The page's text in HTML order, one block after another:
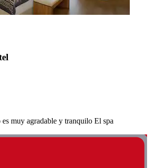
muy agradable y tranquilo El spa